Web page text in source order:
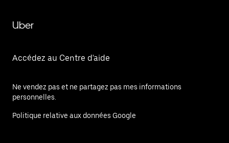
Uber
Accédez au Centre d'aide
Ne vendez pas et ne partagez pas mes informations
personnelles.
Politique relative aux données Google